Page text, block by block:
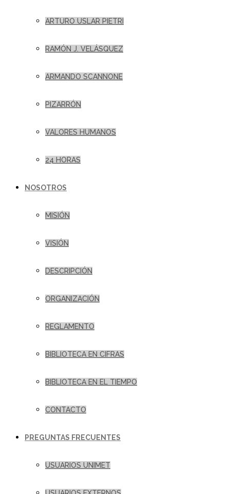
ARTURO USLAR PIETRI
RAMÓN J. VELÁSQUEZ
ARMANDO SCANNONE
PIZARRÓN
VALORES HUMANOS
24 HORAS
NOSOTROS
MISIÓN
VISIÓN
DESCRIPCIÓN
ORGANIZACIÓN
REGLAMENTO
BIBLIOTECA EN CIFRAS
BIBLIOTECA EN EL TIEMPO
CONTACTO
PREGUNTAS FRECUENTES
USUARIOS UNIMET